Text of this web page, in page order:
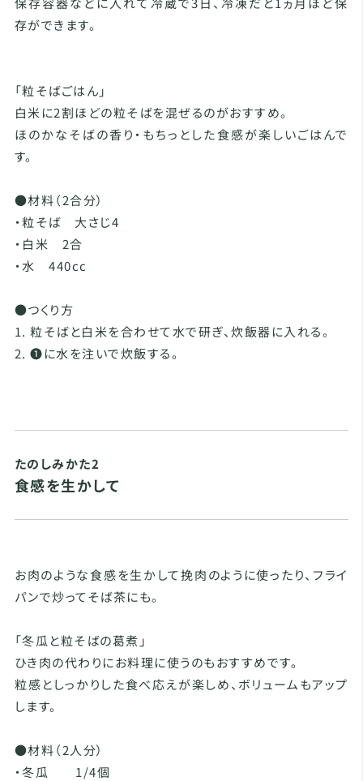
存ができます。
「粒そばごはん」
白米に2割ほどの粒そばを混ぜるのがおすすめ。
ほのかなそばの香り・もちっとした食感が楽しいごはんで
す。
●材料（2合分）
・粒そば 大さじ4
・白米 2合
・水 440cc
●つくり方
1. 粒そばと白米を合わせて水で研ぎ、炊飯器に入れる。
2. ❶に水を注いで炊飯する。
たのしみかた2
食感を生かして
お肉のような食感を生かして挽肉のように使ったり、フライ
パンで炒ってそば茶にも。
「冬瓜と粒そばの葛煮」
ひき肉の代わりにお料理に使うのもおすすめです。
粒感としっかりした食べ応えが楽しめ、ボリュームもアップ
します。
●材料（2人分）
・冬瓜 1/4個